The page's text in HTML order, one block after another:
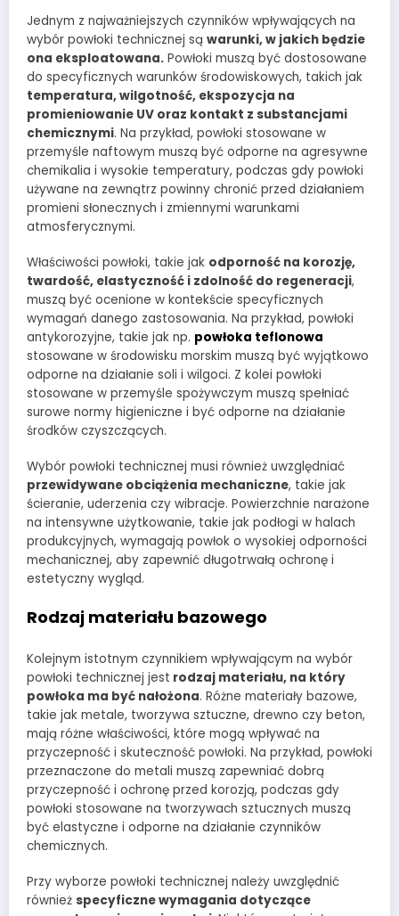
Jednym z najważniejszych czynników wpływających na
wybór powłoki technicznej są warunki, w jakich będzie
ona eksploatowana. Powłoki muszą być dostosowane
do specyficznych warunków środowiskowych, takich jak
temperatura, wilgotność, ekspozycja na
promieniowanie UV oraz kontakt z substancjami
chemicznymi. Na przykład, powłoki stosowane w
przemyśle naftowym muszą być odporne na agresywne
chemikalia i wysokie temperatury, podczas gdy powłoki
używane na zewnątrz powinny chronić przed działaniem
promieni słonecznych i zmiennymi warunkami
atmosferycznymi.
Właściwości powłoki, takie jak odporność na korozję,
twardość, elastyczność i zdolność do regeneracji,
muszą być ocenione w kontekście specyficznych
wymagań danego zastosowania. Na przykład, powłoki
antykorozyjne, takie jak np. powłoka teflonowa
stosowane w środowisku morskim muszą być wyjątkowo
odporne na działanie soli i wilgoci. Z kolei powłoki
stosowane w przemyśle spożywczym muszą spełniać
surowe normy higieniczne i być odporne na działanie
środków czyszczących.
Wybór powłoki technicznej musi również uwzględniać
przewidywane obciążenia mechaniczne, takie jak
ścieranie, uderzenia czy wibracje. Powierzchnie narażone
na intensywne użytkowanie, takie jak podłogi w halach
produkcyjnych, wymagają powłok o wysokiej odporności
mechanicznej, aby zapewnić długotrwałą ochronę i
estetyczny wygląd.
Rodzaj materiału bazowego
Kolejnym istotnym czynnikiem wpływającym na wybór
powłoki technicznej jest rodzaj materiału, na który
powłoka ma być nałożona. Różne materiały bazowe,
takie jak metale, tworzywa sztuczne, drewno czy beton,
mają różne właściwości, które mogą wpływać na
przyczepność i skuteczność powłoki. Na przykład, powłoki
przeznaczone do metali muszą zapewniać dobrą
przyczepność i ochronę przed korozją, podczas gdy
powłoki stosowane na tworzywach sztucznych muszą
być elastyczne i odporne na działanie czynników
chemicznych.
Przy wyborze powłoki technicznej należy uwzględnić
również specyficzne wymagania dotyczące